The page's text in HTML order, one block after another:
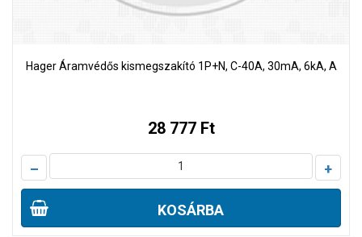
Hager Áramvédős kismegszakító 1P+N, C-40A, 30mA, 6kA, A
28 777 Ft
– +
KOSÁRBA